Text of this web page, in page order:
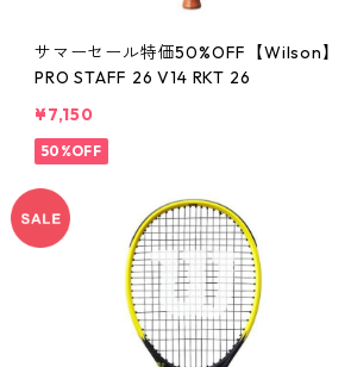
サマーセール特価50%OFF【Wilson】
PRO STAFF 26 V14 RKT 26
¥7,150
50%OFF